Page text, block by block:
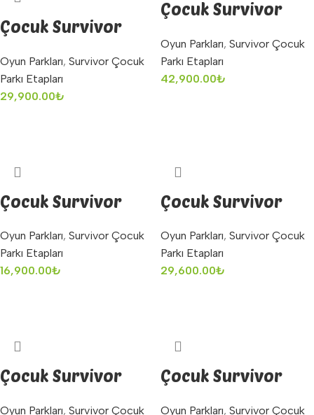
Çocuk Survivor
Tırmanma
Oyun Parkları, Survivor Çocuk
Parkı Etapları
29,900.00₺
Çocuk Survivor
Geçiş
Oyun Parkları, Survivor Çocuk
Parkı Etapları
42,900.00₺
Çocuk Survivor
Oyun Parkları, Survivor Çocuk
Parkı Etapları
16,900.00₺
Çocuk Survivor
Oyun Parkları, Survivor Çocuk
Parkı Etapları
29,600.00₺
Çocuk Survivor
Oyun Parkları, Survivor Çocuk
Çocuk Survivor
Oyun Parkları, Survivor Çocuk